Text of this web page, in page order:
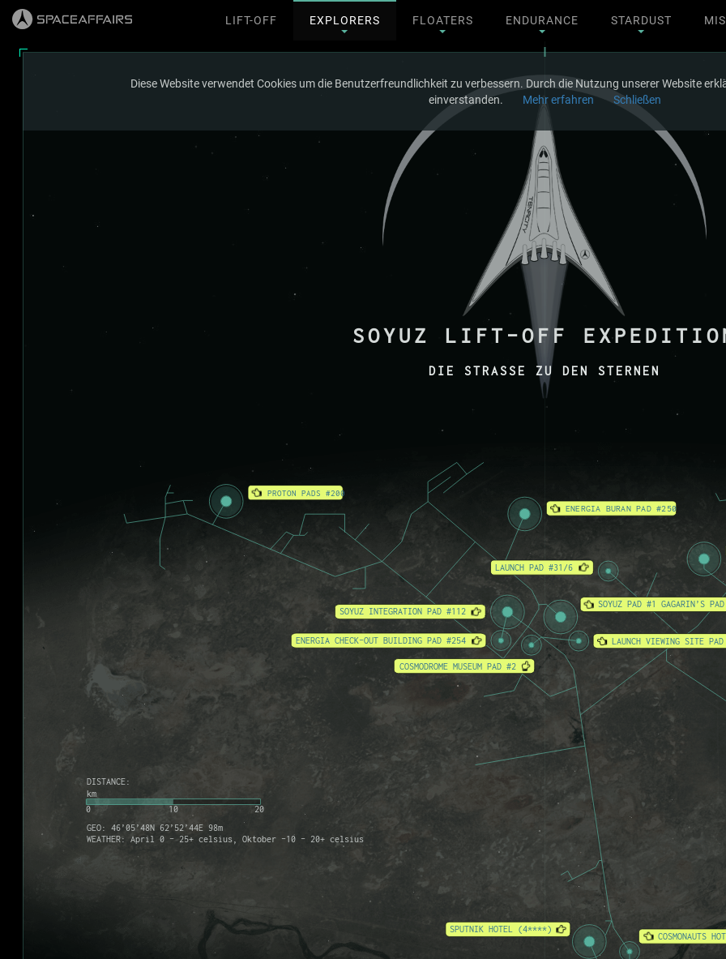
LIFT-OFF EXPLORERS FLOATERS ENDURANCE STARDUST
SOYUZ LIFT-OFF
DIE STRASSE ZU DEN STERNEN
GEO: 46’05’48N 62’52’44E 98m
WEATHER: April 0 - 25+ celsius, Oktober -10 - 20+ celsius
0 10 20
km
DISTANCE:
SPUTNIK HOTEL (4****)
COSMONAUTS
COSMODROME MUSEUM PAD #2
ENERGIA CHECK-OUT BUILDING PAD #254 LAUNCH VIEWING SITE
SOYUZ PAD #1 GAGARIN’S PAD
SOYUZ INTEGRATION PAD #112
ENERGIA BURAN PAD #250
PROTON PADS #200
LAUNCH PAD #31/6
Diese Website verwendet Cookies um die Benutzerfreundlichkeit zu verbessern. Durch die Nutzung unserer Website
einverstanden.
Mehr erfahren Schließen